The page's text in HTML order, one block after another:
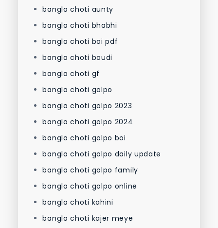
bangla choti aunty
bangla choti bhabhi
bangla choti boi pdf
bangla choti boudi
bangla choti gf
bangla choti golpo
bangla choti golpo 2023
bangla choti golpo 2024
bangla choti golpo boi
bangla choti golpo daily update
bangla choti golpo family
bangla choti golpo online
bangla choti kahini
bangla choti kajer meye